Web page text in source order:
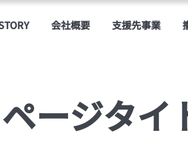
会社概要 支援先事業
ページタイ